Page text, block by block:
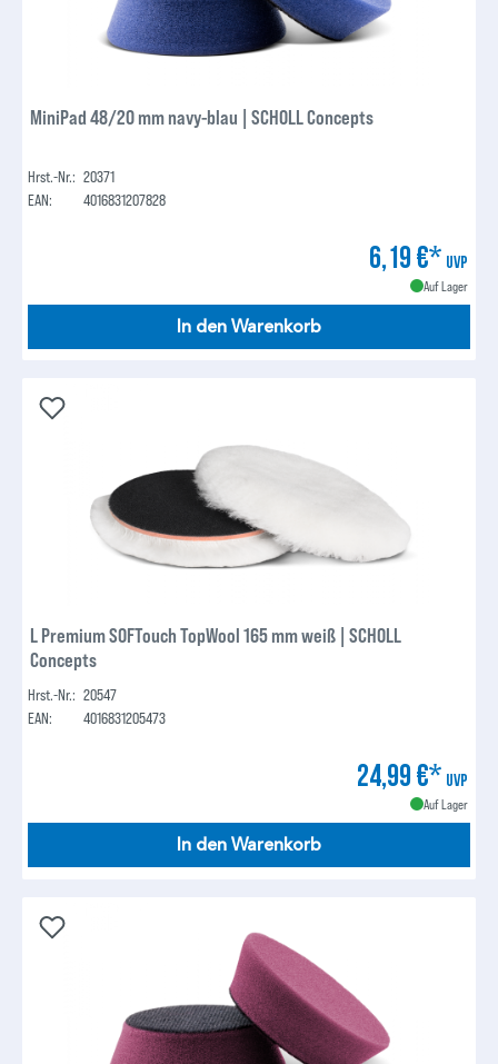
MiniPad 48/20 mm navy-blau | SCHOLL Concepts
Hrst.-Nr.: 20371
EAN:
4016831207828
6,19 €* UVP
Auf Lager
In den Warenkorb
L Premium SOFTouch TopWool 165 mm weiß | SCHOLL
Concepts
Hrst.-Nr.: 20547
EAN:
4016831205473
24,99 €* UVP
Auf Lager
In den Warenkorb